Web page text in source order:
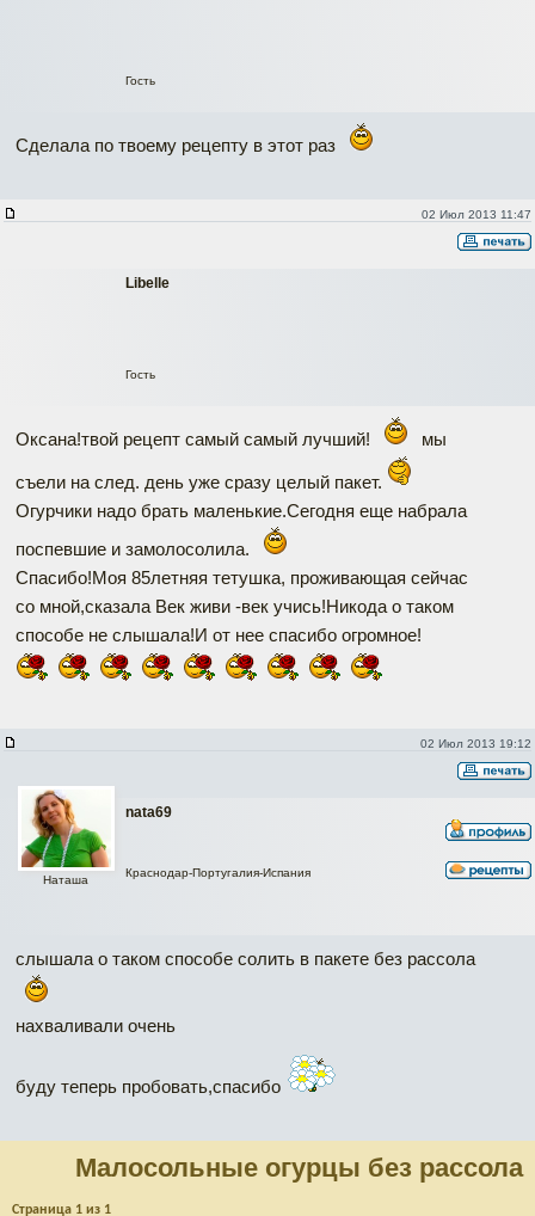
Гость
Сделала по твоему рецепту в этот раз
02 Июл 2013 11:47
Libelle
Гость
Оксана!твой рецепт самый самый лучший! мы
съели на след. день уже сразу целый пакет.
Огурчики надо брать маленькие.Сегодня еще набрала
поспевшие и замолосолила.
Спасибо!Моя 85летняя тетушка, проживающая сейчас
со мной,сказала Век живи -век учись!Никода о таком
способе не слышала!И от нее спасибо огромное!
02 Июл 2013 19:12
nata69
Наташа
Краснодар-Португалия-Испания
слышала о таком способе солить в пакете без рассола
нахваливали очень
буду теперь пробовать,спасибо
Малосольные огурцы без рассола
Страница 1 из 1